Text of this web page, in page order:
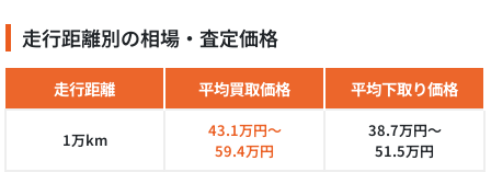
走行距離別の相場・査定価格
走行距離 平均買取価格 平均下取り価格
1万km
43.1万円～
59.4万円
38.7万円～
51.5万円